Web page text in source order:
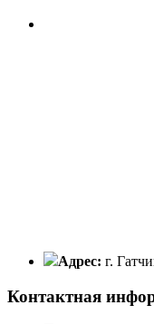
Адрес: г.
Контактная